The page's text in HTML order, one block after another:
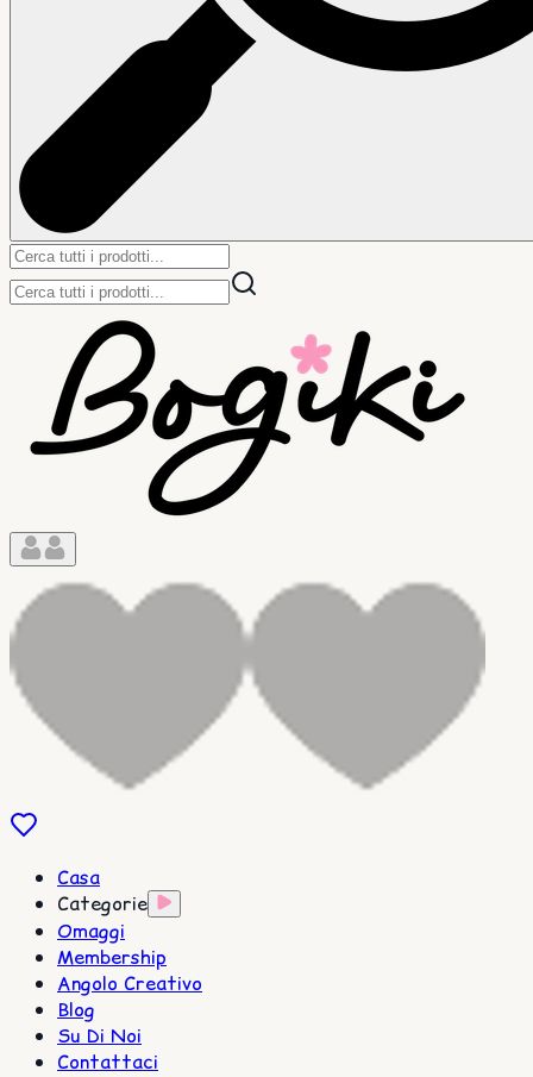
Casa
Categorie
Omaggi
Membership
Angolo Creativo
Blog
Su Di Noi
Contattaci